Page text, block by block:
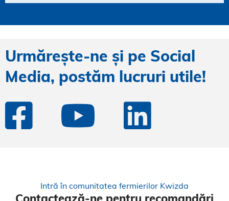
Urmărește-ne și pe Social
Media, postăm lucruri utile!
Intră în comunitatea fermierilor Kwizda